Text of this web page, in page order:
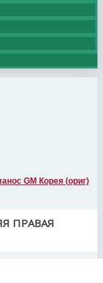
GM Корея (ориг)
ПРАВАЯ